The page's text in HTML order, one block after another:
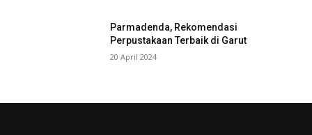
Parmadenda, Rekomendasi
Perpustakaan Terbaik di Garut
20 April 2024